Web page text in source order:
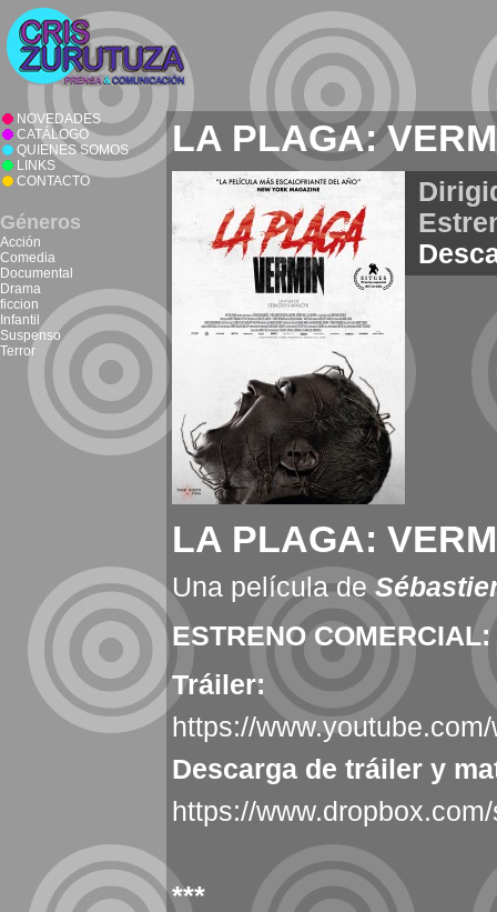
NOVEDADES
CATÁLOGO
QUIENES SOMOS
LINKS
CONTACTO
Géneros
Acción
Comedia
Documental
Drama
ficcion
Infantil
Suspenso
Terror
LA PLAGA:
LA PLAGA:
Una película de
ESTRENO
Tráiler:
https://
Descarga de tráiler y
https://
***